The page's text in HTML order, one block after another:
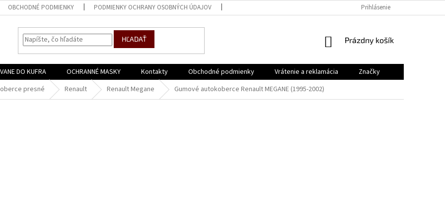
OBCHODNÉ PODMIENKY PODMIENKY OCHRANY OSOBNÝCH ÚDAJOV Prihlásenie
HĽADAŤ
NÁKUPNÝ
Prázdny košík
VANE DO KUFRA OCHRANNÉ MASKY Kontakty Obchodné podmienky Vrátenie a reklamácia
Značky
presné Renault Renault Megane Gumové autokoberce Renault MEGANE (1995-2002)